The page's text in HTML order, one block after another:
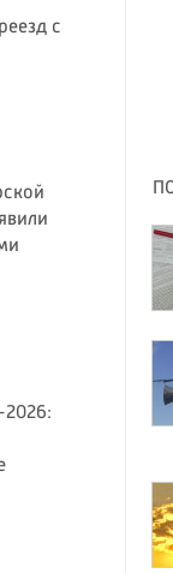
с
2026: